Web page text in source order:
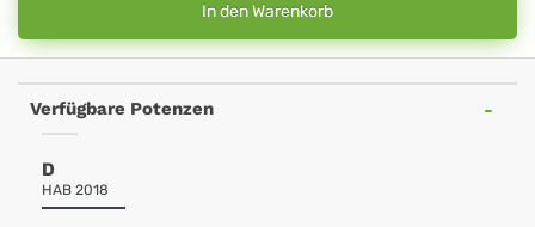
In den Warenkorb
Verfügbare Potenzen
D
HAB 2018